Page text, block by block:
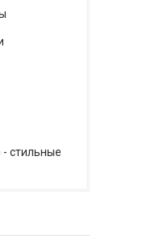
стильные